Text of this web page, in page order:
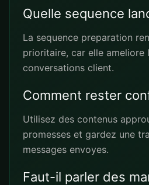
Quelle sequence
La sequence preparation
prioritaire, car elle ameliore
conversations client.
Comment rester
Utilisez des contenus
promesses et gardez une
messages envoyes.
Faut-il parler des